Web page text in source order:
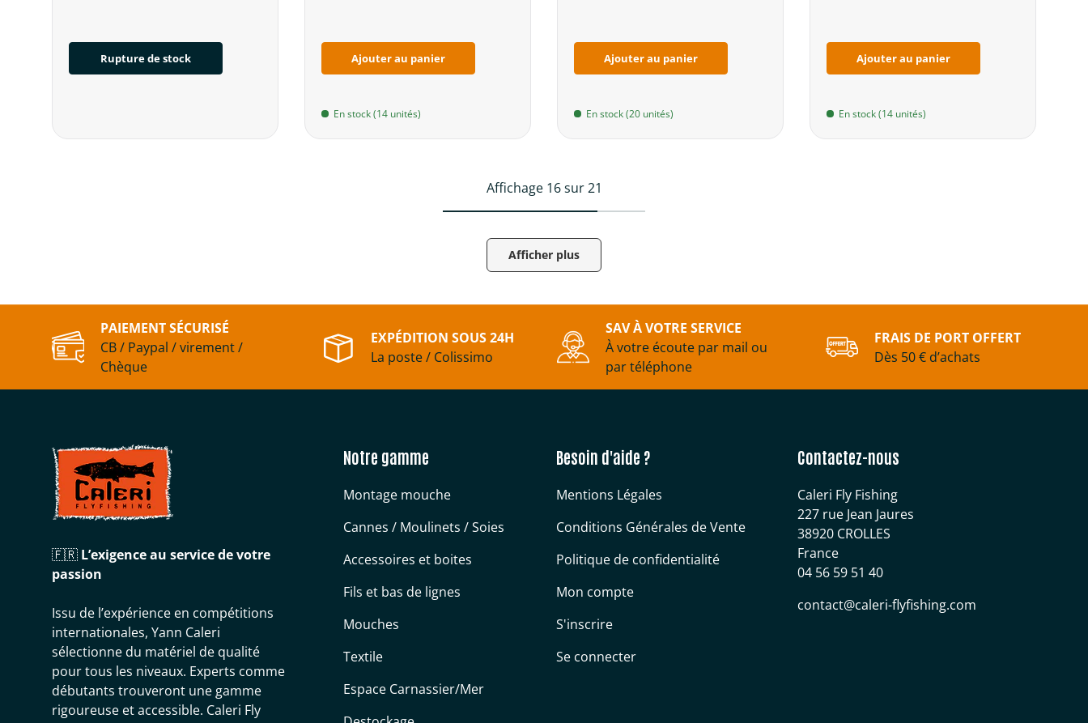
Rupture de stock Ajouter au panier
En stock (14 unités)
Ajouter au panier
En stock (20 unités)
Ajouter au panier
En stock (14 unités)
Affichage 16 sur 21
Afficher plus
PAIEMENT SÉCURISÉ
CB / Paypal / virement /
Chèque
EXPÉDITION SOUS 24H
La poste / Colissimo
SAV À VOTRE SERVICE
À votre écoute par mail ou
par téléphone
FRAIS DE PORT OFFERT
Dès 50 € d’achats
🇫🇷 L’exigence au service de votre
passion
Issu de l’expérience en compétitions
internationales, Yann Caleri
sélectionne du matériel de qualité
pour tous les niveaux. Experts comme
débutants trouveront une gamme
rigoureuse et accessible. Caleri Fly
Notre gamme
Montage mouche
Cannes / Moulinets / Soies
Accessoires et boites
Fils et bas de lignes
Mouches
Textile
Espace Carnassier/Mer
Besoin d'aide ?
Mentions Légales
Conditions Générales de Vente
Politique de confidentialité
Mon compte
S'inscrire
Se connecter
Contactez-nous
Caleri Fly Fishing
227 rue Jean Jaures
38920 CROLLES
France
04 56 59 51 40
contact@caleri-flyfishing.com